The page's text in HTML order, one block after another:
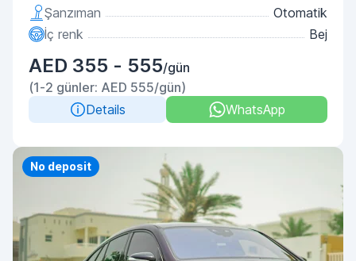
Şanzıman
Otomatik
İç renk
Bej
AED 355 - 555/gün
(1-2 günler: AED 555/gün)
Details
WhatsApp
Priority
No deposit